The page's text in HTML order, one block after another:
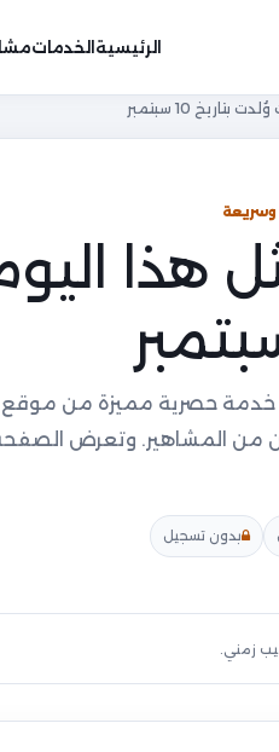
الرئيسية الخدمات
10 سبتمبر
وسريعة
هذا
حصرية مميزة من موقع
بدون تسجيل
زمني.